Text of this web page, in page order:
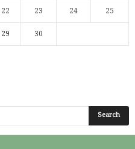
22 23 24 25
29 30